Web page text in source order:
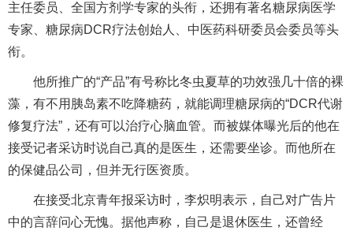
主任委员、全国方剂学专家的头衔，还拥有著名糖尿病医学
专家、糖尿病DCR疗法创始人、中医药科研委员会委员等头
衔。
他所推广的“产品”有号称比冬虫夏草的功效强几十倍的裸
藻，有不用胰岛素不吃降糖药，就能调理糖尿病的“DCR代谢
修复疗法”，还有可以治疗心脑血管。而被媒体曝光后的他在
接受记者采访时说自己真的是医生，还需要坐诊。而他所在
的保健品公司，但并无行医资质。
在接受北京青年报采访时，李炽明表示，自己对广告片
中的言辞问心无愧。据他声称，自己是退休医生，还曾经